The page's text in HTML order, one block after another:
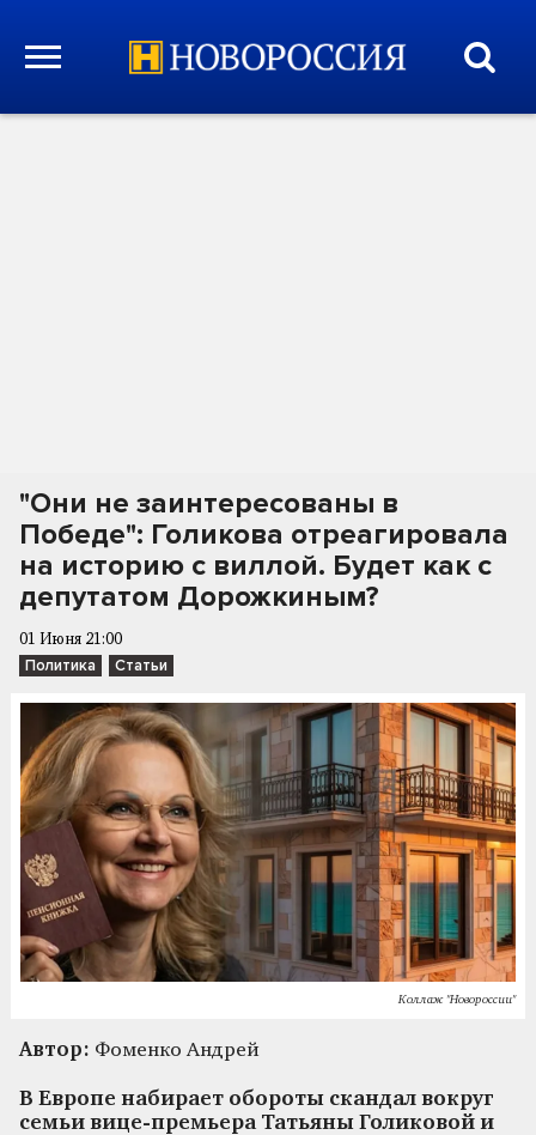
"Они не заинтересованы в
Победе": Голикова отреагировала
на историю с виллой. Будет как с
депутатом Дорожкиным?
01 Июня 21:00
Политика Статьи
Коллаж "Новороссии"
Автор: Фоменко Андрей
В Европе набирает обороты скандал вокруг
семьи вице-премьера Татьяны Голиковой и